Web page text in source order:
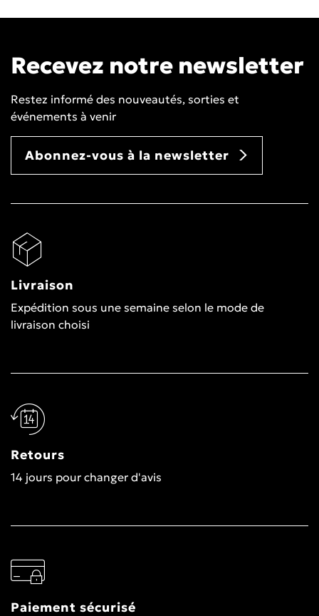
Recevez notre newsletter
Restez informé des nouveautés, sorties et
événements à venir
Abonnez-vous à la newsletter
Livraison
Expédition sous une semaine selon le mode de
livraison choisi
Retours
14 jours pour changer d'avis
Paiement sécurisé